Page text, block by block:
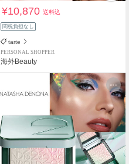
¥10,870送料込
関税負担なし
tarte
PERSONAL SHOPPER
海外Beauty